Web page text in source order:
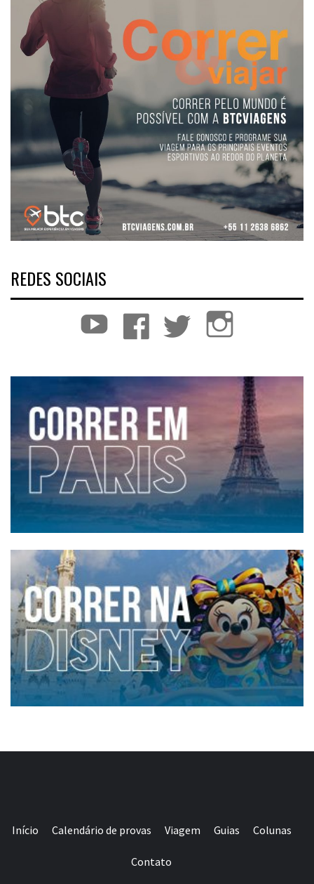
REDES SOCIAIS
YouTube Facebook Twitter
Início Calendário de provas Viagem Guias Colunas
Contato